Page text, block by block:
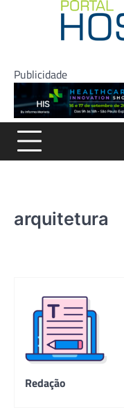
Publicidade
arquitetura
Redação